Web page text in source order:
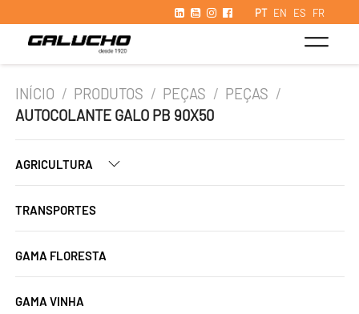
PT EN ES FR
INÍCIO / PRODUTOS / PEÇAS / PEÇAS /
AUTOCOLANTE GALO PB 90X50
AGRICULTURA
TRANSPORTES
GAMA FLORESTA
GAMA VINHA